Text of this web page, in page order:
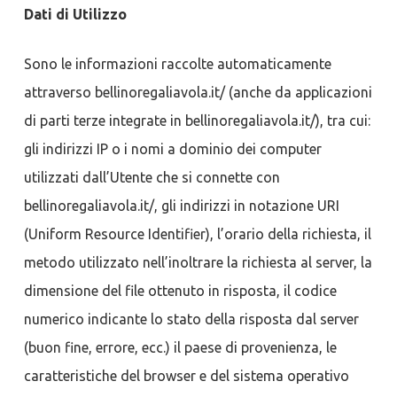
Dati di Utilizzo
Sono le informazioni raccolte automaticamente
attraverso bellinoregaliavola.it/ (anche da applicazioni
di parti terze integrate in bellinoregaliavola.it/), tra cui:
gli indirizzi IP o i nomi a dominio dei computer
utilizzati dall’Utente che si connette con
bellinoregaliavola.it/, gli indirizzi in notazione URI
(Uniform Resource Identifier), l’orario della richiesta, il
metodo utilizzato nell’inoltrare la richiesta al server, la
dimensione del file ottenuto in risposta, il codice
numerico indicante lo stato della risposta dal server
(buon fine, errore, ecc.) il paese di provenienza, le
caratteristiche del browser e del sistema operativo